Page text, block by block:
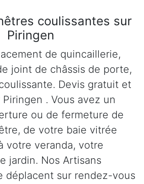
coulissantes sur
Piringen
de quincaillerie,
joint de châssis de porte,
Devis gratuit et
. Vous avez un
ou de fermeture de
de votre baie vitrée
votre veranda, votre
jardin. Nos Artisans
déplacent sur rendez-vous